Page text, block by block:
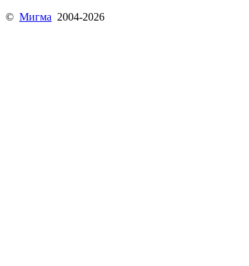
© Мигма 2004-2026